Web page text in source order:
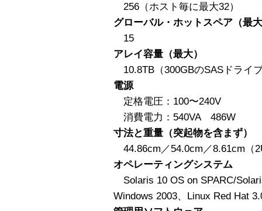
256（ホスト毎に最大32）
グローバル・ホットスペア（最
15
アレイ容量（最大）
10.8TB（300GBのSASドライ
電源
定格電圧：100〜240V
消費電力：540VA 486W
寸法と重量（突起物を含まず）
44.86cm／54.0cm／8.61cm（
オペレーティングシステム
Solaris 10 OS on SPARC/
Windows 2003、Linux Red Hat